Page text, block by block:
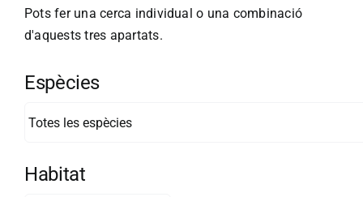
Pots fer una cerca individual o una combinació
d'aquests tres apartats.
Espècies
Habitat